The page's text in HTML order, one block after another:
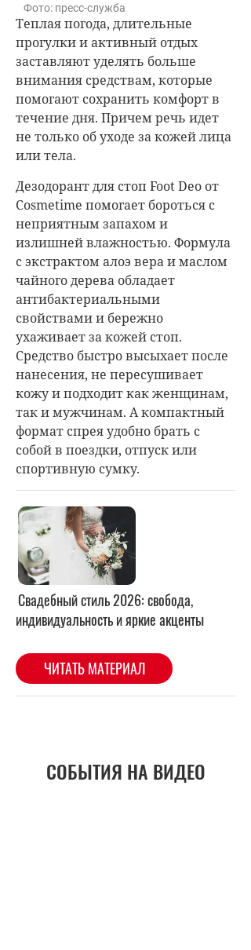
Фото: пресс-служба
Теплая погода, длительные
прогулки и активный отдых
заставляют уделять больше
внимания средствам, которые
помогают сохранить комфорт в
течение дня. Причем речь идет
не только об уходе за кожей лица
или тела.
Дезодорант для стоп Foot Deo от
Cosmetime помогает бороться с
неприятным запахом и
излишней влажностью. Формула
с экстрактом алоэ вера и маслом
чайного дерева обладает
антибактериальными
свойствами и бережно
ухаживает за кожей стоп.
Средство быстро высыхает после
нанесения, не пересушивает
кожу и подходит как женщинам,
так и мужчинам. А компактный
формат спрея удобно брать с
собой в поездки, отпуск или
спортивную сумку.
СОБЫТИЯ НА ВИДЕО